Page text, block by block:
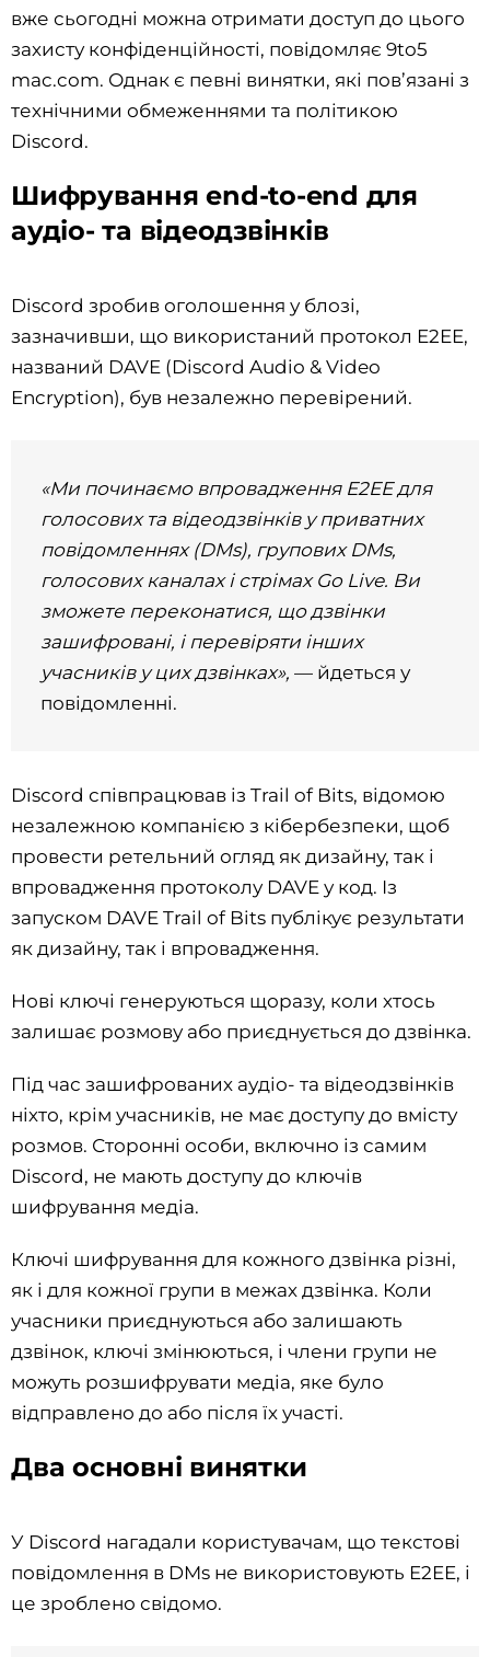
вже сьогодні можна отримати доступ до цього
захисту конфіденційності, повідомляє 9to5
mac.com. Однак є певні винятки, які пов’язані з
технічними обмеженнями та політикою
Discord.
Шифрування end-to-end для
аудіо- та відеодзвінків
Discord зробив оголошення у блозі,
зазначивши, що використаний протокол E2EE,
названий DAVE (Discord Audio & Video
Encryption), був незалежно перевірений.
«Ми починаємо впровадження E2EE для
голосових та відеодзвінків у приватних
повідомленнях (DMs), групових DMs,
голосових каналах і стрімах Go Live. Ви
зможете переконатися, що дзвінки
зашифровані, і перевіряти інших
учасників у цих дзвінках»,— йдеться у
повідомленні.
Discord співпрацював із Trail of Bits, відомою
незалежною компанією з кібербезпеки, щоб
провести ретельний огляд як дизайну, так і
впровадження протоколу DAVE у код. Із
запуском DAVE Trail of Bits публікує результати
як дизайну, так і впровадження.
Нові ключі генеруються щоразу, коли хтось
залишає розмову або приєднується до дзвінка.
Під час зашифрованих аудіо- та відеодзвінків
ніхто, крім учасників, не має доступу до вмісту
розмов. Сторонні особи, включно із самим
Discord, не мають доступу до ключів
шифрування медіа.
Ключі шифрування для кожного дзвінка різні,
як і для кожної групи в межах дзвінка. Коли
учасники приєднуються або залишають
дзвінок, ключі змінюються, і члени групи не
можуть розшифрувати медіа, яке було
відправлено до або після їх участі.
Два основні винятки
У Discord нагадали користувачам, що текстові
повідомлення в DMs не використовують E2EE, і
це зроблено свідомо.